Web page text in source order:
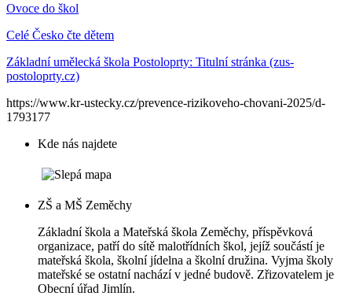
Ovoce do škol
Celé Česko čte dětem
Základní umělecká škola Postoloprty: Titulní stránka (zus-
postoloprty.cz)
https://www.kr-ustecky.cz/prevence-rizikoveho-chovani-2025/d-
1793177
Kde nás najdete
ZŠ a MŠ Zeměchy
Základní škola a Mateřská škola Zeměchy, příspěvková
organizace, patří do sítě malotřídních škol, jejíž součástí je
mateřská škola, školní jídelna a školní družina. Vyjma školy
mateřské se ostatní nachází v jedné budově. Zřizovatelem je
Obecní úřad Jimlín.